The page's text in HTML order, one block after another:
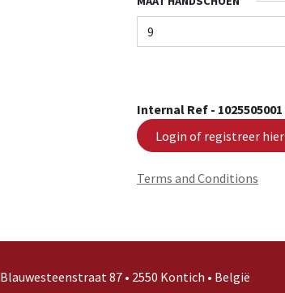
Internal Ref - 1025505001
Login of registreer hier
Terms and Conditions
Blauwesteenstraat 87 • 2550 Kontich • België